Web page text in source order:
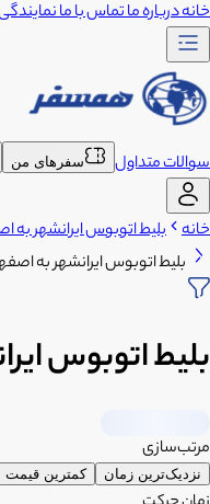
خانهدرباره ماتماس با ما
سوالات متداول سفرهای من
خانه بلیط اتوبوس ایرانشهر به
بلیط اتوبوس ایرانشهر به
بلیط اتوبوس
مرتب‌سازی
نزدیک‌ترین زمان کمترین قیمت